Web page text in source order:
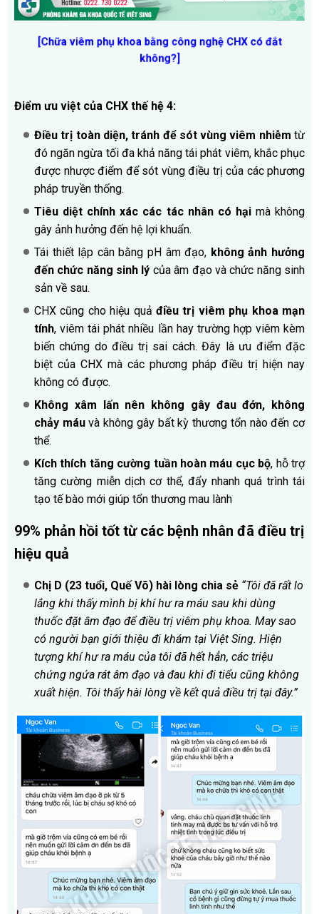
[Chữa viêm phụ khoa bằng công nghệ CHX có đắt
không?]
Điểm ưu việt của CHX thế hệ 4:
Điều trị toàn diện, tránh để sót vùng viêm nhiễm từ
đó ngăn ngừa tối đa khả năng tái phát viêm, khắc phục
được nhược điểm để sót vùng điều trị của các phương
pháp truyền thống.
Tiêu diệt chính xác các tác nhân có hạimà không
gây ảnh hưởng đến hệ lợi khuẩn.
Tái thiết lập cân bằng pH âm đạo, không ảnh hưởng
đến chức năng sinh lý của âm đạo và chức năng sinh
sản về sau.
CHX cũng cho hiệu quả điều trị viêm phụ khoa mạn
tính, viêm tái phát nhiều lần hay trường hợp viêm kèm
biến chứng do điều trị sai cách. Đây là ưu điểm đặc
biệt của CHX mà các phương pháp điều trị hiện nay
không có được.
Không xâm lấn nên không gây đau đớn, không
chảy máuvà không gây bất kỳ thương tổn nào đến cơ
thể.
Kích thích tăng cường tuần hoàn máu cục bộ, hỗ trợ
tăng cường miễn dịch cơ thể, đẩy nhanh quá trình tái
tạo tế bào mới giúp tổn thương mau lành
99% phản hồi tốt từ các bệnh nhân đã điều trị
hiệu quả
Chị D (23 tuổi, Quế Võ) hài lòng chia sẻ “Tôi đã rất lo
lắng khi thấy mình bị khí hư ra máu sau khi dùng
thuốc đặt âm đạo để điều trị viêm phụ khoa. May sao
có người bạn giới thiệu đi khám tại Việt Sing. Hiện
tượng khí hư ra máu của tôi đã hết hẳn, các triệu
chứng ngứa rát âm đạo và đau khi đi tiểu cũng không
xuất hiện. Tôi thấy hài lòng về kết quả điều trị tại đây.”